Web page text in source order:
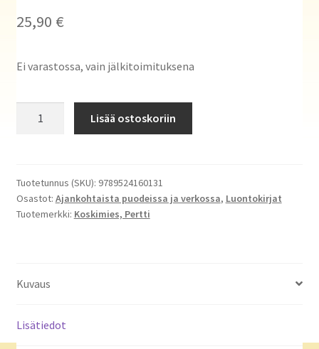
25,90 €
Ei varastossa, vain jälkitoimituksena
määrä
Lisää ostoskoriin
Tuotetunnus (SKU): 9789524160131
Osastot: Ajankohtaista puodeissa ja verkossa, Luontokirjat
Tuotemerkki: Koskimies, Pertti
Kuvaus
Lisätiedot